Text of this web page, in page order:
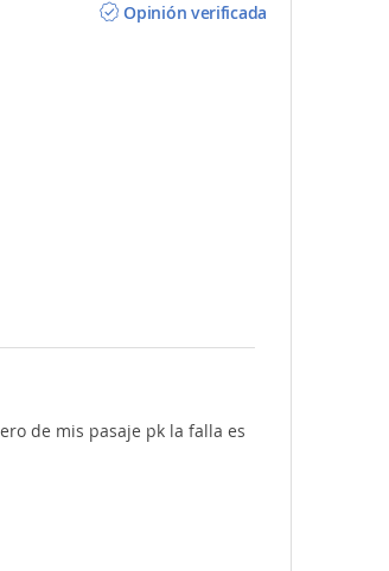
Opinión verificada
de mis pasaje pk la falla es